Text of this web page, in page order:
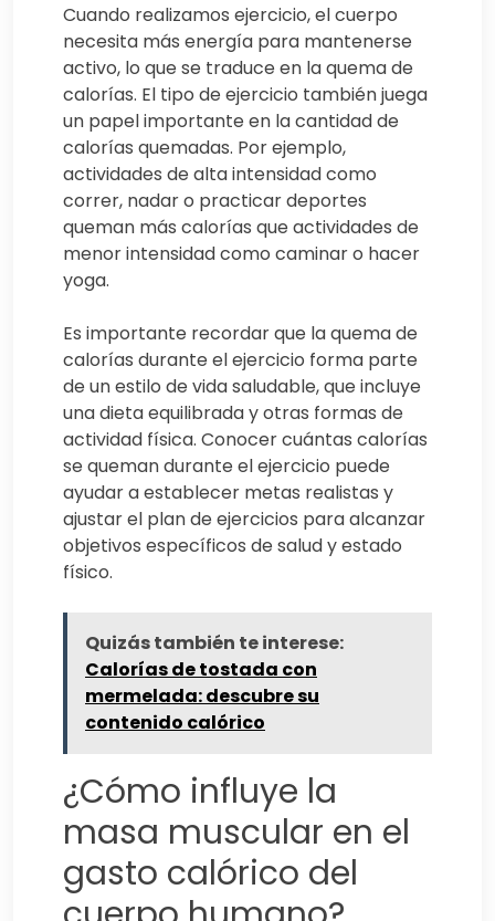
Cuando realizamos ejercicio, el cuerpo
necesita más energía para mantenerse
activo, lo que se traduce en la quema de
calorías. El tipo de ejercicio también juega
un papel importante en la cantidad de
calorías quemadas. Por ejemplo,
actividades de alta intensidad como
correr, nadar o practicar deportes
queman más calorías que actividades de
menor intensidad como caminar o hacer
yoga.
Es importante recordar que la quema de
calorías durante el ejercicio forma parte
de un estilo de vida saludable, que incluye
una dieta equilibrada y otras formas de
actividad física. Conocer cuántas calorías
se queman durante el ejercicio puede
ayudar a establecer metas realistas y
ajustar el plan de ejercicios para alcanzar
objetivos específicos de salud y estado
físico.
Quizás también te interese:
Calorías de tostada con
mermelada: descubre su
contenido calórico
¿Cómo influye la
masa muscular en el
gasto calórico del